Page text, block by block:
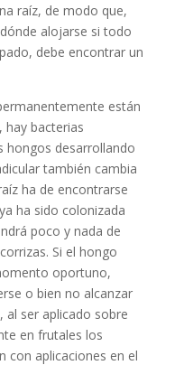
raíz, de modo que,
alojarse si todo
debe encontrar un
están
hay bacterias
hongos desarrollando
también cambia
ha de encontrarse
ha sido colonizada
poco y nada de
Si el hongo
oportuno,
o bien no alcanzar
ser aplicado sobre
en frutales los
con aplicaciones en el